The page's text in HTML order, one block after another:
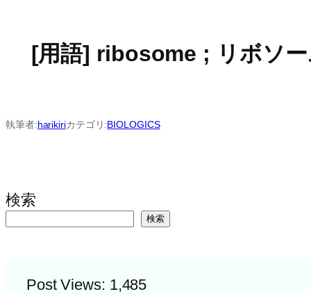
[用語] ribosome ; リボソ
執筆者:harikiriカテゴリ:BIOLOGICS
検索
検索
Post Views: 1,485